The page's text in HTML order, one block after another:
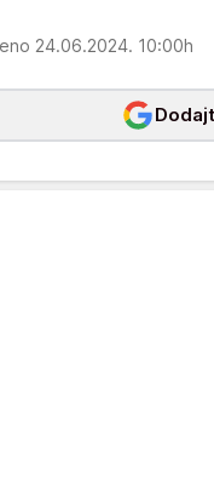
24.06.2024. 10:00h